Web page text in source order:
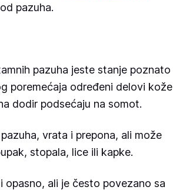
pazuha.
pazuha jeste stanje poznato
poremećaja određeni delovi kože
dodir podsećaju na somot.
vrata i prepona, ali može
stopala, lice ili kapke.
opasno, ali je često povezano sa